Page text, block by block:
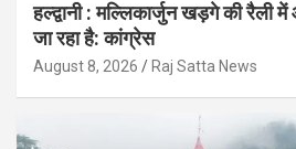
हल्द्वानी : मल्लिकार्जुन खड़गे की रैली
जा रहा है: कांग्रेस
August 8, 2026 Raj Satta News